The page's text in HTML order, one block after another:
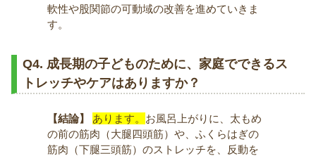
軟性や股関節の可動域の改善を進めていきま
す。
Q4. 成長期の子どものために、家庭でできるス
トレッチやケアはありますか？
【結論】 あります。 お風呂上がりに、太もめ
の前の筋肉（大腿四頭筋）や、ふくらはぎの
筋肉（下腿三頭筋）のストレッチを、反動を